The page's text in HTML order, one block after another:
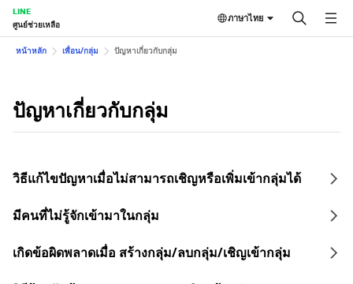
LINE
ศูนย์ช่วยเหลือ
ภาษาไทย
หน้าหลัก เพื่อน/กลุ่ม ปัญหาเกี่ยวกับกลุ่ม
ปัญหาเกี่ยวกับกลุ่ม
วิธีแก้ไขปัญหาเมื่อไม่สามารถเชิญหรือเพิ่มเข้ากลุ่มได้
มีคนที่ไม่รู้จักเข้ามาในกลุ่ม
เกิดข้อผิดพลาดเมื่อ สร้างกลุ่ม/ลบกลุ่ม/เชิญเข้ากลุ่ม